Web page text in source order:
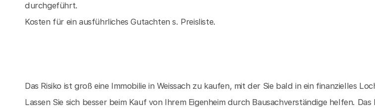
durchgeführt.
Kosten für ein ausführliches Gutachten s. Preisliste.
Das Risiko ist groß eine Immobilie in Weissach zu kaufen, mit der Sie bald in ein finanzielles
Lassen Sie sich besser beim Kauf von Ihrem Eigenheim durch Bausachverständige helfen.